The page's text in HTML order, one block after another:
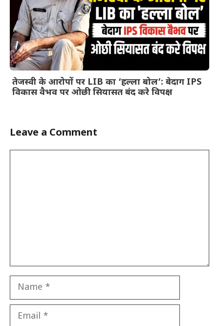
तेजस्वी के आरोपों पर LIB का ‘हल्ला बोल’: बेदाग IPS
विकास वैभव पर ओछी सियासत बंद करे विपक्ष
Leave a Comment
Name
Email